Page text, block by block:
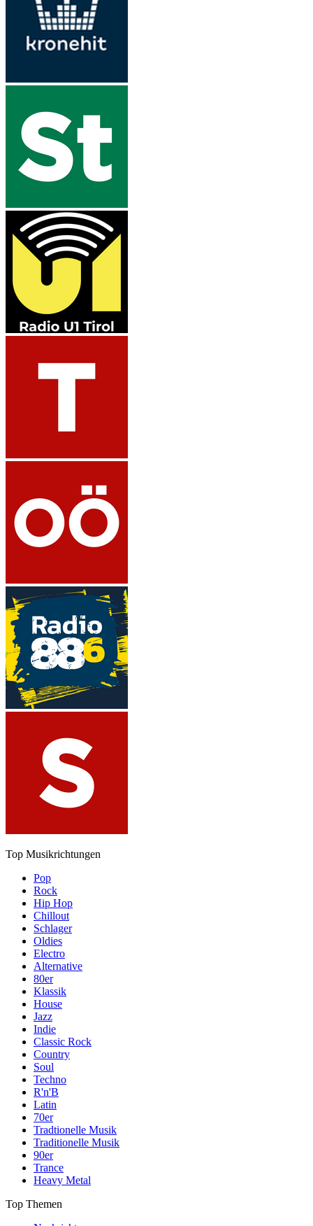
Top Musikrichtungen
Pop
Rock
Hip Hop
Chillout
Schlager
Oldies
Electro
Alternative
80er
Klassik
House
Jazz
Indie
Classic Rock
Country
Soul
Techno
R'n'B
Latin
70er
Tradtionelle Musik
Traditionelle Musik
90er
Trance
Heavy Metal
Top Themen